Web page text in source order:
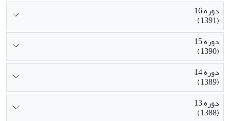
دوره 16
(1391)
دوره 15
(1390)
دوره 14
(1389)
دوره 13
(1388)